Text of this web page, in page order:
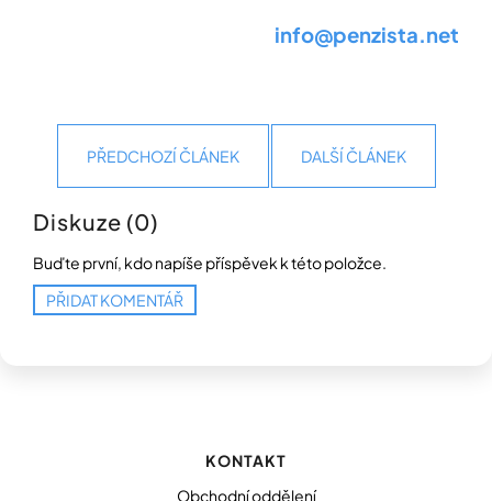
info@penzista.net
PŘEDCHOZÍ ČLÁNEK DALŠÍ ČLÁNEK
Diskuze (0)
Buďte první, kdo napíše příspěvek k této položce.
PŘIDAT KOMENTÁŘ
KONTAKT
Obchodní oddělení